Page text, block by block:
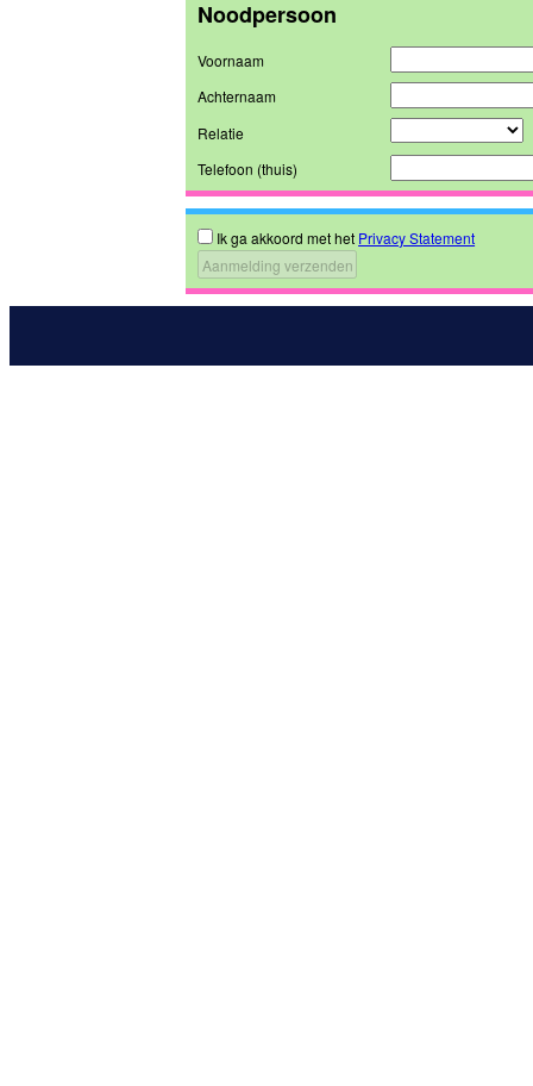
Noodpersoon
Voornaam
Achternaam
Relatie
Telefoon (thuis)
Ik ga akkoord met het Privacy Statement